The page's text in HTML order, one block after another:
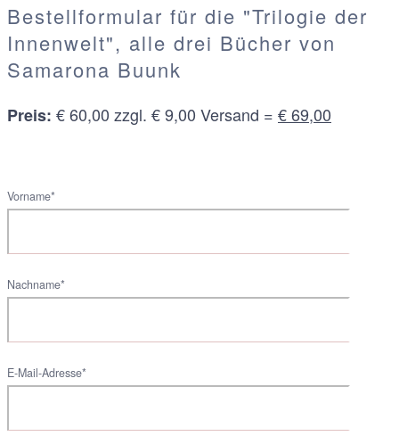
Bestellformular für die "Trilogie der
Innenwelt", alle drei Bücher von
Samarona Buunk
Preis: € 60,00 zzgl. € 9,00 Versand = € 69,00
Vorname*
Nachname*
E-Mail-Adresse*